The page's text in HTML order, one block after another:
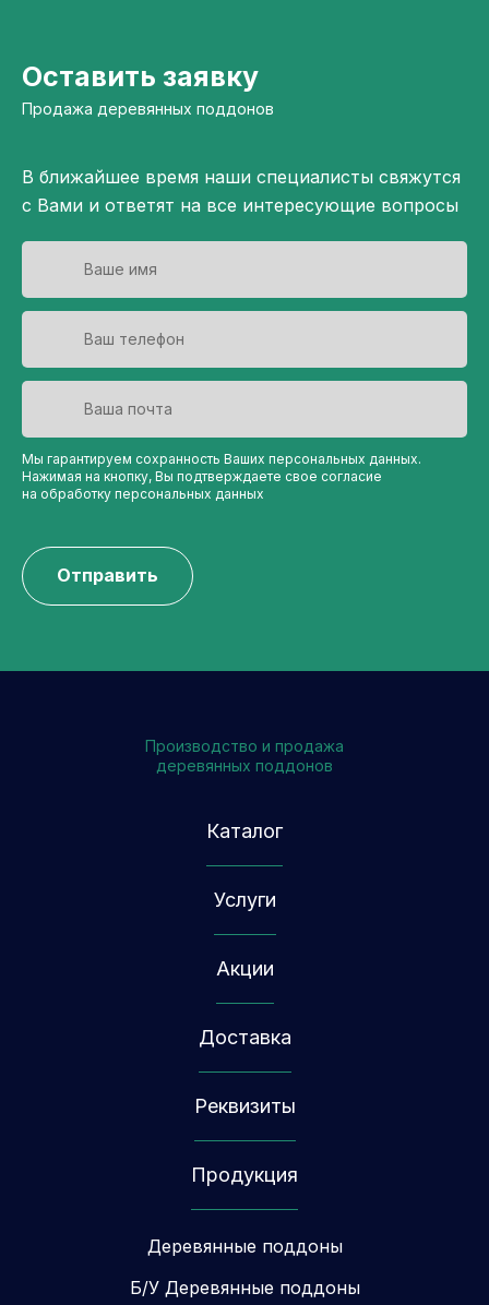
Оставить заявку
Продажа деревянных поддонов
В ближайшее время наши специалисты свяжутся
с Вами и ответят на все интересующие вопросы
Мы гарантируем сохранность Ваших персональных данных.
Нажимая на кнопку, Вы подтверждаете свое согласие
на обработку персональных данных
Отправить
Производство и продажа
деревянных поддонов
Каталог
Услуги
Акции
Доставка
Реквизиты
Продукция
Деревянные поддоны
Б/У Деревянные поддоны